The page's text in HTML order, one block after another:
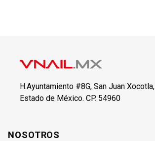
H.Ayuntamiento #8G, San Juan
Estado de México. CP. 54960
NOSOTROS